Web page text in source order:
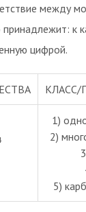
между
к
цифрой.
КЛАСС/
1)
2)
5)